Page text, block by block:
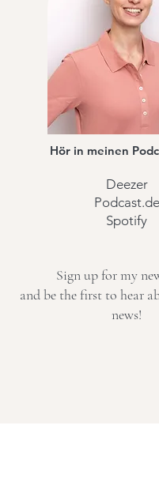
Hör in meinen
Deezer
Podcast.de
Spotify
Sign up for my
and be the first to hear
news!